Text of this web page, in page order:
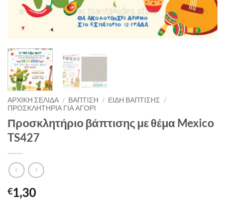
ΑΡΧΙΚΉ ΣΕΛΊΔΑ / ΒΑΠΤΙΣΗ / ΕΙΔΗ ΒΑΠΤΙΣΗΣ /
ΠΡΟΣΚΛΗΤΗΡΙΑ ΓΙΑ ΑΓΟΡΙ
Προσκλητήριο βάπτισης με θέμα Mexicο
TS427
€1,30